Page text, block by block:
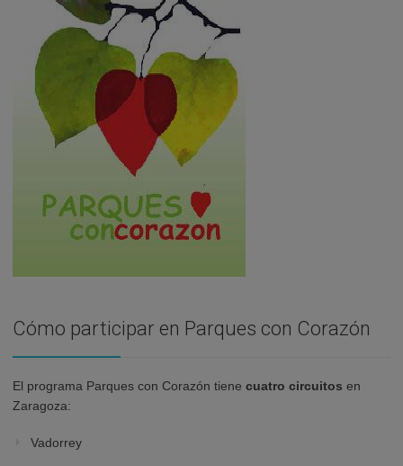
Cómo participar en Parques con Corazón
El programa Parques con Corazón tiene cuatro circuitos en
Zaragoza:
Vadorrey